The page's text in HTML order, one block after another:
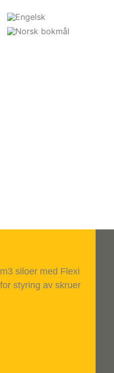
siloer med Flexi
styring av skruer